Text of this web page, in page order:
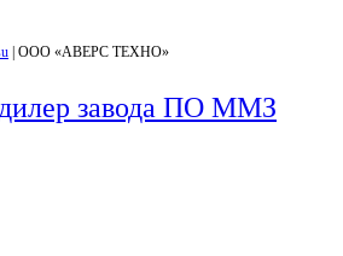
| ООО «‎АВЕРС ТЕХНО»
завода ПО ММЗ